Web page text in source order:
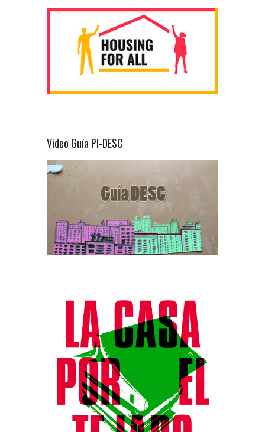
Video Guía PI-DESC